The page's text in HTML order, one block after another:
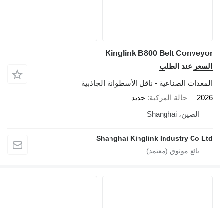
Kinglink B800 Belt Conveyor
السعر عند الطلب
المعدات الصناعية - ناقل الأسطوانة الجاذبية
2026
حالة المركبة جديد
الصين، Shanghai
Shanghai Kinglink Industry Co Ltd